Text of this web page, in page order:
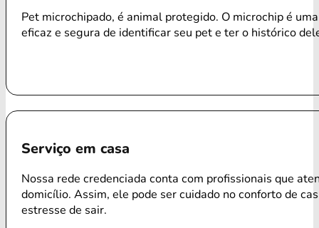
Pet microchipado, é animal protegido. O microchip é
eficaz e segura de identificar seu pet e ter o histórico
Serviço em casa
Nossa rede credenciada conta com profissionais que
domicílio. Assim, ele pode ser cuidado no conforto de
estresse de sair.